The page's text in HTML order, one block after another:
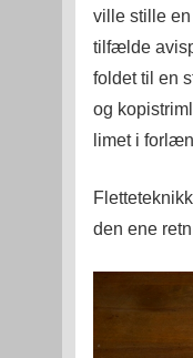
ville stille en
tilfælde
foldet til en
og
limet i
den ene